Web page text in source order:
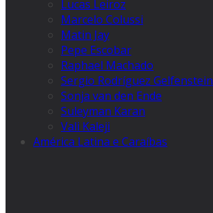
Lucas Leiroz
Marcelo Colussi
Matin Jay
Pepe Escobar
Raphael Machado
Sergio Rodríguez Gelfenstein
Sonja van den Ende
Suleyman Karan
Vali Kaleji
América Latina e Caraíbas